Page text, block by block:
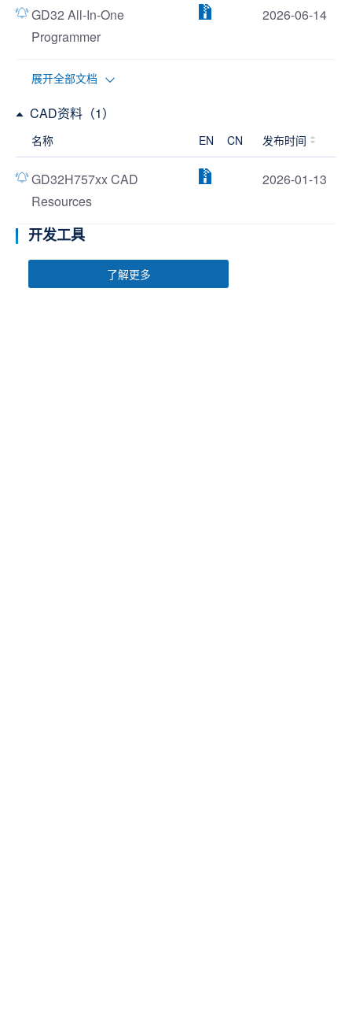
GD32 All-In-One
Programmer
2026-06-14
展开全部文档
CAD资料（1）
名称 EN CN 发布时间
GD32H757xx CAD
Resources
2026-01-13
开发工具
了解更多